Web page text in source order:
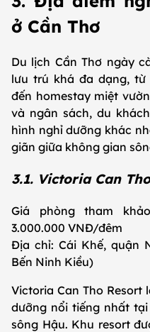
ở Cần Thơ
Du lịch Cần Thơ ngày
lưu trú khá đa dạng, từ
đến homestay miệt
và ngân sách, du
hình nghỉ dưỡng khác
giãn giữa không gian
3.1. Victoria Can
Giá phòng tham
3.000.000 VNĐ/đêm
Địa chỉ: Cái Khế, quận
Bến Ninh Kiều)
Victoria Can Tho
dưỡng nổi tiếng nhất
sông Hậu. Khu resort